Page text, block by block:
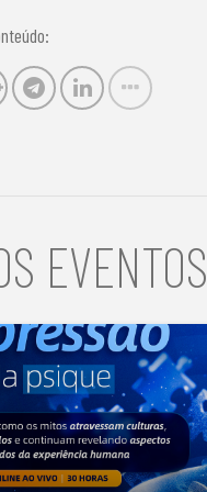
EVENTOS